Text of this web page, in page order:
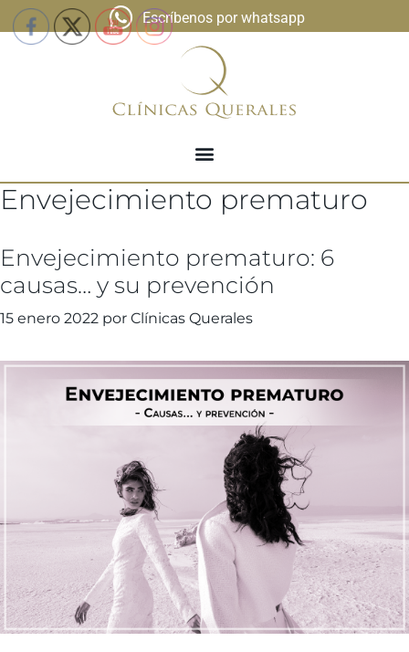
Escríbenos por whatsapp
Envejecimiento prematuro
Envejecimiento prematuro: 6
causas… y su prevención
15 enero 2022 por Clínicas Querales